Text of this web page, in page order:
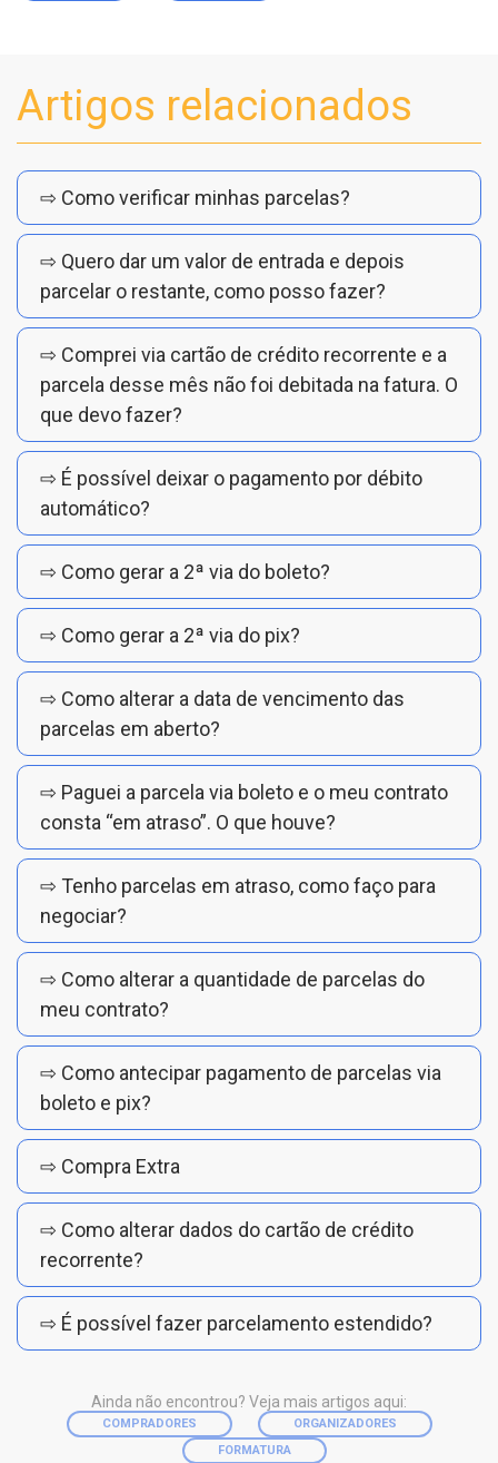
Artigos relacionados
⇨ Como verificar minhas parcelas?
⇨ Quero dar um valor de entrada e depois
parcelar o restante, como posso fazer?
⇨ Comprei via cartão de crédito recorrente e a
parcela desse mês não foi debitada na fatura. O
que devo fazer?
⇨ É possível deixar o pagamento por débito
automático?
⇨ Como gerar a 2ª via do boleto?
⇨ Como gerar a 2ª via do pix?
⇨ Como alterar a data de vencimento das
parcelas em aberto?
⇨ Paguei a parcela via boleto e o meu contrato
consta “em atraso”. O que houve?
⇨ Tenho parcelas em atraso, como faço para
negociar?
⇨ Como alterar a quantidade de parcelas do
meu contrato?
⇨ Como antecipar pagamento de parcelas via
boleto e pix?
⇨ Compra Extra
⇨ Como alterar dados do cartão de crédito
recorrente?
⇨ É possível fazer parcelamento estendido?
Ainda não encontrou? Veja mais artigos aqui:
COMPRADORES
ORGANIZADORES
FORMATURA